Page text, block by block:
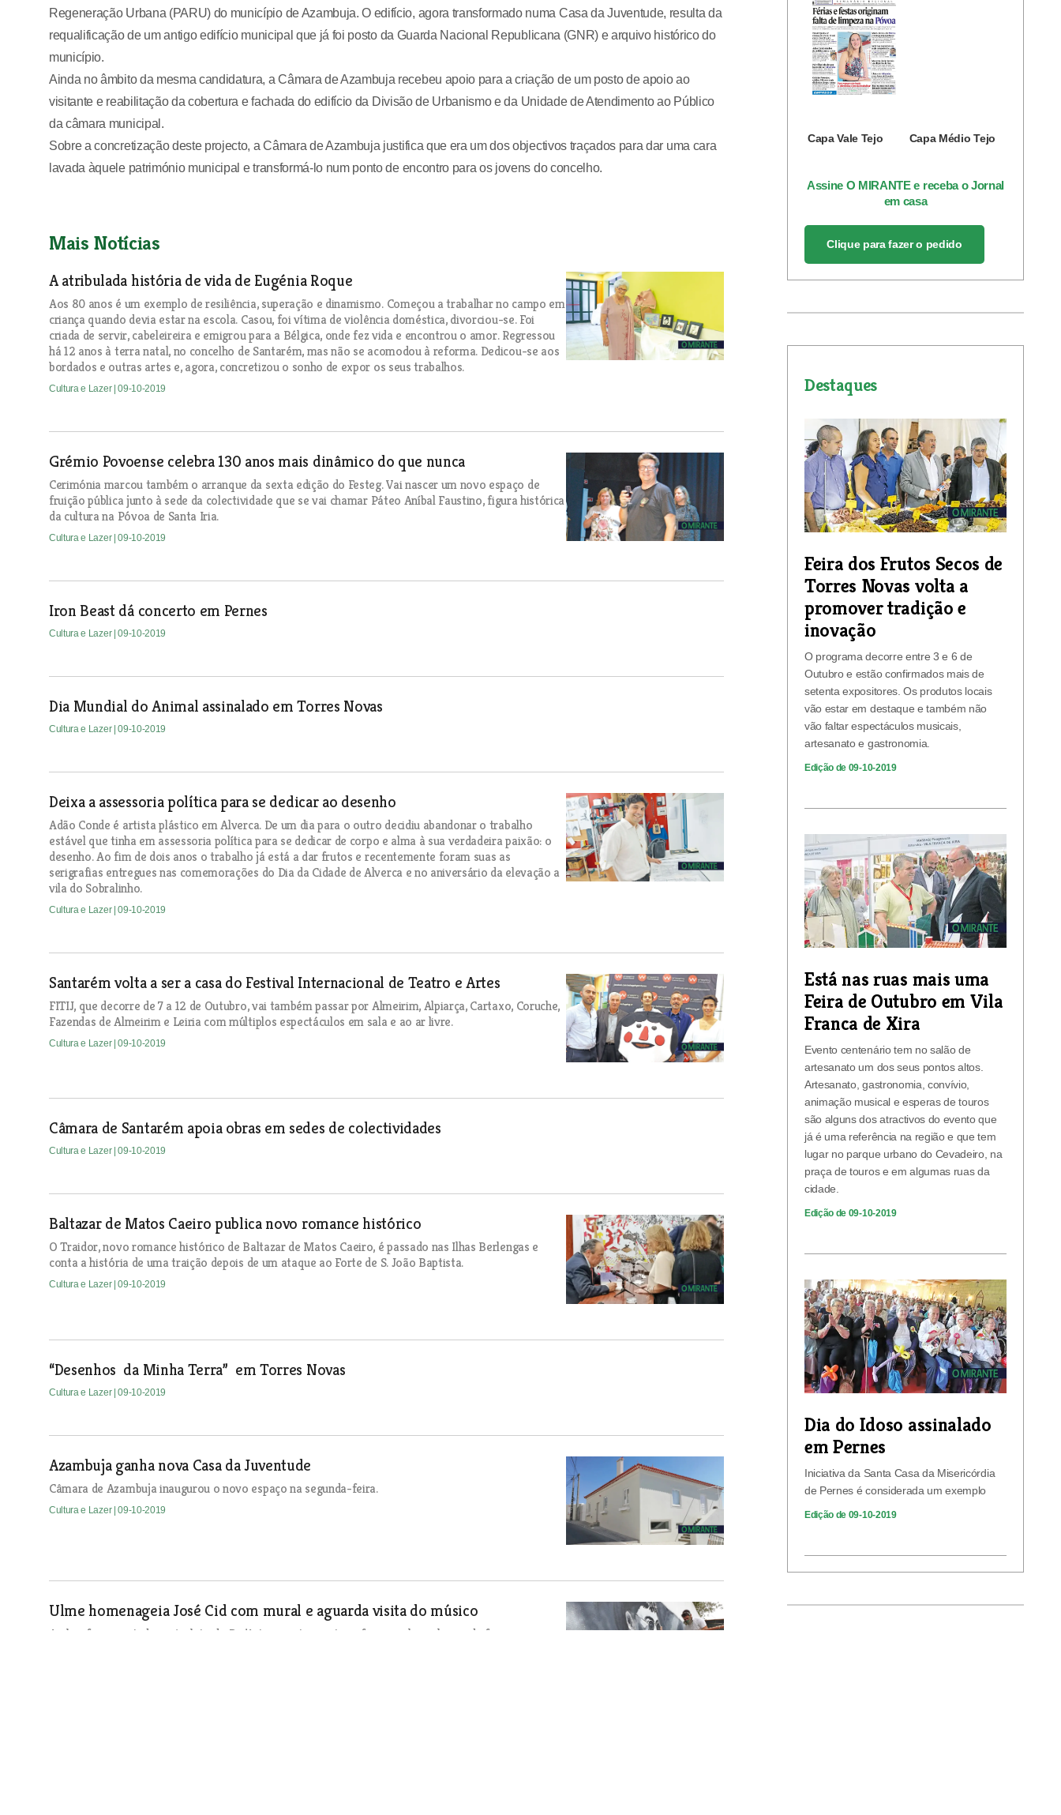
Regeneração Urbana (PARU) do município de Azambuja. O edifício, agora transformado numa Casa da Juventude, resulta da
requalificação de um antigo edifício municipal que já foi posto da Guarda Nacional Republicana (GNR) e arquivo histórico do
município.
Ainda no âmbito da mesma candidatura, a Câmara de Azambuja recebeu apoio para a criação de um posto de apoio ao
visitante e reabilitação da cobertura e fachada do edifício da Divisão de Urbanismo e da Unidade de Atendimento ao Público
da câmara municipal.
Sobre a concretização deste projecto, a Câmara de Azambuja justifica que era um dos objectivos traçados para dar uma cara
lavada àquele património municipal e transformá-lo num ponto de encontro para os jovens do concelho.
Mais Notícias
A atribulada história de vida de Eugénia Roque
Aos 80 anos é um exemplo de resiliência, superação e dinamismo. Começou a trabalhar no campo em
criança quando devia estar na escola. Casou, foi vítima de violência doméstica, divorciou-se. Foi
criada de servir, cabeleireira e emigrou para a Bélgica, onde fez vida e encontrou o amor. Regressou
há 12 anos à terra natal, no concelho de Santarém, mas não se acomodou à reforma. Dedicou-se aos
bordados e outras artes e, agora, concretizou o sonho de expor os seus trabalhos.
Cultura e Lazer | 09-10-2019
Grémio Povoense celebra 130 anos mais dinâmico do que nunca
Cerimónia marcou também o arranque da sexta edição do Festeg. Vai nascer um novo espaço de
fruição pública junto à sede da colectividade que se vai chamar Páteo Aníbal Faustino, figura histórica
da cultura na Póvoa de Santa Iria.
Cultura e Lazer | 09-10-2019
Iron Beast dá concerto em Pernes
Cultura e Lazer | 09-10-2019
Dia Mundial do Animal assinalado em Torres Novas
Cultura e Lazer | 09-10-2019
Deixa a assessoria política para se dedicar ao desenho
Adão Conde é artista plástico em Alverca. De um dia para o outro decidiu abandonar o trabalho
estável que tinha em assessoria política para se dedicar de corpo e alma à sua verdadeira paixão: o
desenho. Ao fim de dois anos o trabalho já está a dar frutos e recentemente foram suas as
serigrafias entregues nas comemorações do Dia da Cidade de Alverca e no aniversário da elevação a
vila do Sobralinho.
Cultura e Lazer | 09-10-2019
Santarém volta a ser a casa do Festival Internacional de Teatro e Artes
FITIJ, que decorre de 7 a 12 de Outubro, vai também passar por Almeirim, Alpiarça, Cartaxo, Coruche,
Fazendas de Almeirim e Leiria com múltiplos espectáculos em sala e ao ar livre.
Cultura e Lazer | 09-10-2019
Câmara de Santarém apoia obras em sedes de colectividades
Cultura e Lazer | 09-10-2019
Baltazar de Matos Caeiro publica novo romance histórico
O Traidor, novo romance histórico de Baltazar de Matos Caeiro, é passado nas Ilhas Berlengas e
conta a história de uma traição depois de um ataque ao Forte de S. João Baptista.
Cultura e Lazer | 09-10-2019
“Desenhos da Minha Terra” em Torres Novas
Cultura e Lazer | 09-10-2019
Azambuja ganha nova Casa da Juventude
Câmara de Azambuja inaugurou o novo espaço na segunda-feira.
Cultura e Lazer | 09-10-2019
Ulme homenageia José Cid com mural e aguarda visita do músico
A obra foi executada no âmbito do Pin’Arte, evento que transformou alguns locais da freguesia numa
Capa Vale Tejo Capa Médio Tejo
Assine O MIRANTE e receba o Jornal
em casa
Clique para fazer o pedido
Destaques
Feira dos Frutos Secos de
Torres Novas volta a
promover tradição e
inovação
O programa decorre entre 3 e 6 de
Outubro e estão confirmados mais de
setenta expositores. Os produtos locais
vão estar em destaque e também não
vão faltar espectáculos musicais,
artesanato e gastronomia.
Edição de 09-10-2019
Está nas ruas mais uma
Feira de Outubro em Vila
Franca de Xira
Evento centenário tem no salão de
artesanato um dos seus pontos altos.
Artesanato, gastronomia, convívio,
animação musical e esperas de touros
são alguns dos atractivos do evento que
já é uma referência na região e que tem
lugar no parque urbano do Cevadeiro, na
praça de touros e em algumas ruas da
cidade.
Edição de 09-10-2019
Dia do Idoso assinalado
em Pernes
Iniciativa da Santa Casa da Misericórdia
de Pernes é considerada um exemplo
Edição de 09-10-2019